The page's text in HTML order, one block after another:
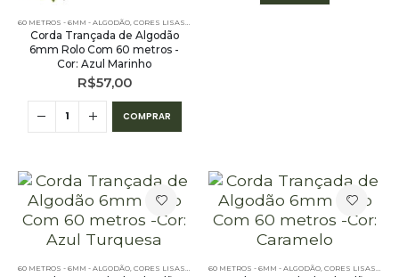
60 METROS - 6MM - ALGODÃO, CORES LISAS - 60 METROS - 6MM - ALGODÃO
Corda Trançada de Algodão
6mm Rolo Com 60 metros -
Cor: Azul Marinho
R$57,00
COMPRAR
60 METROS - 6MM - ALGODÃO, CORES LISAS - 60 METROS - 6MM - ALGODÃO ,PE – 6MM – ALGODÃO -
60 METROS - 6MM - ALGODÃO, CORES LISAS - 60 METROS - 6MM - ALGODÃO